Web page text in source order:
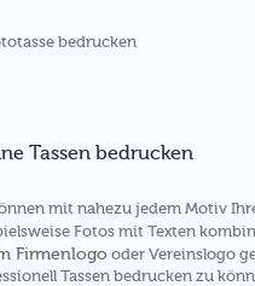
Tassen bedrucken
mit nahezu jedem Motiv
Fotos mit Texten
Firmenlogo oder Vereinslogo
Tassen bedrucken zu